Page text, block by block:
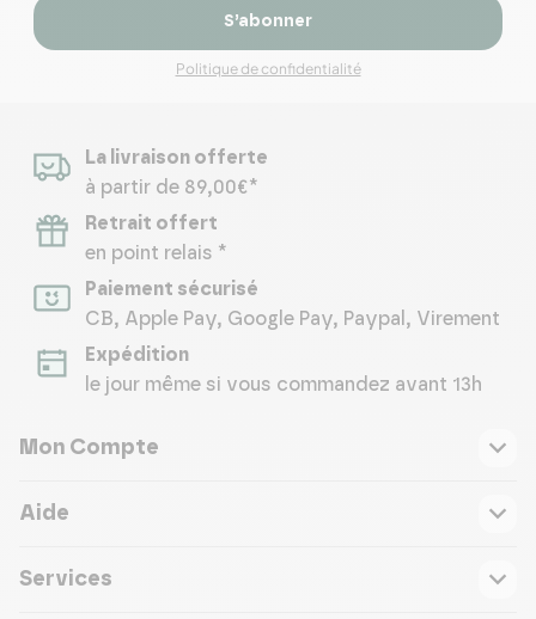
S’abonner
Politique de confidentialité
La livraison offerte
à partir de 89,00€*
Retrait offert
en point relais *
Paiement sécurisé
CB, Apple Pay, Google Pay, Paypal, Virement
Expédition
le jour même si vous commandez avant 13h
Mon Compte
Aide
Services